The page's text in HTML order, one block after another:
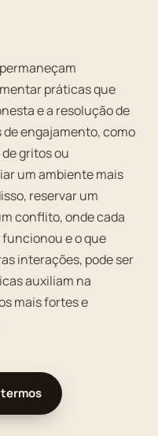
práticas que
e a resolução de
engajamento, como
gritos ou
um ambiente mais
reservar um
conflito, onde cada
funcionou e o que
interações, pode ser
auxiliam na
mais fortes e